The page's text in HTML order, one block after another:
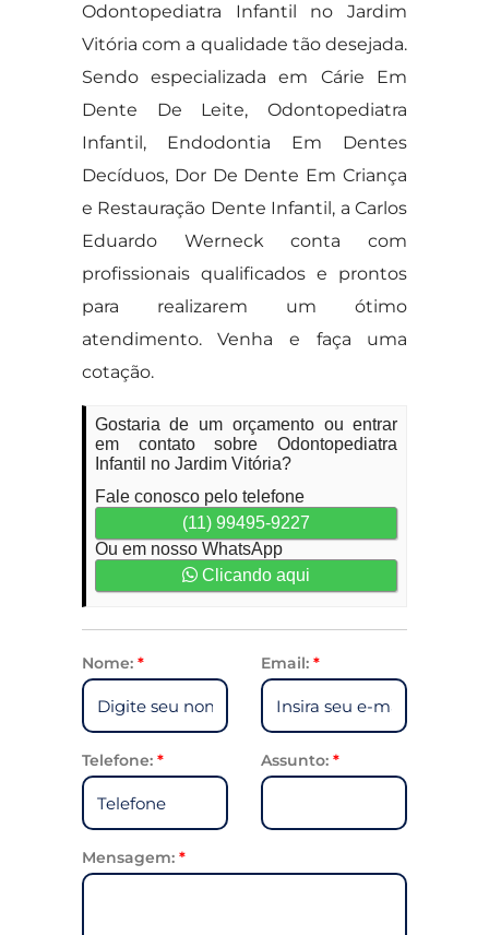
Odontopediatra Infantil no Jardim
Vitória com a qualidade tão desejada.
Sendo especializada em Cárie Em
Dente De Leite, Odontopediatra
Infantil, Endodontia Em Dentes
Decíduos, Dor De Dente Em Criança
e Restauração Dente Infantil, a Carlos
Eduardo Werneck conta com
profissionais qualificados e prontos
para realizarem um ótimo
atendimento. Venha e faça uma
cotação.
Gostaria de um orçamento ou entrar
em contato sobre Odontopediatra
Infantil no Jardim Vitória?
Fale conosco pelo telefone
(11) 99495-9227
Ou em nosso WhatsApp
Clicando aqui
Nome: * Email: *
Telefone: * Assunto: *
Mensagem: *